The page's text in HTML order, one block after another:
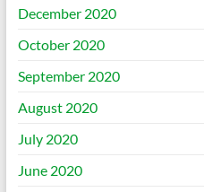
December 2020
October 2020
September 2020
August 2020
July 2020
June 2020